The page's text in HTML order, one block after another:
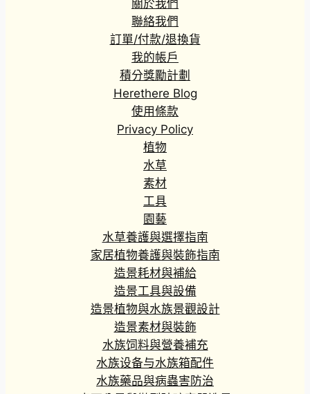
$
1
9
.
0
5
4
8
.
2
0
關於我們
聯絡我們
訂單/付款/退換貨
我的帳戶
積分獎勵計劃
Herethere Blog
使用條款
Privacy Policy
植物
水草
素材
工具
園藝
水草養護與選擇指南
家居植物養護與裝飾指南
造景耗材與補給
造景工具與設備
造景植物與水族景觀設計
造景素材與裝飾
水族饲料與營養補充
水族设备与水族箱配件
水族藥品與病蟲害防治